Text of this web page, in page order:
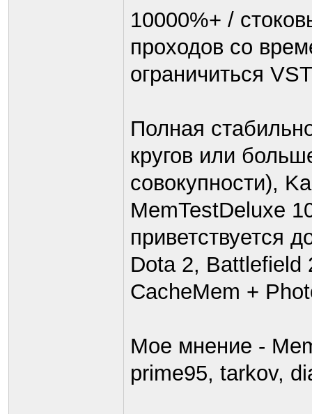
10000%+ /
проходов со
ограничиться
Полная
кругов или
совокупности),
MemTestDeluxe
приветствуется
Dota 2, Battlefield
CacheMem +
Мое мнение -
prime95, tarkov,